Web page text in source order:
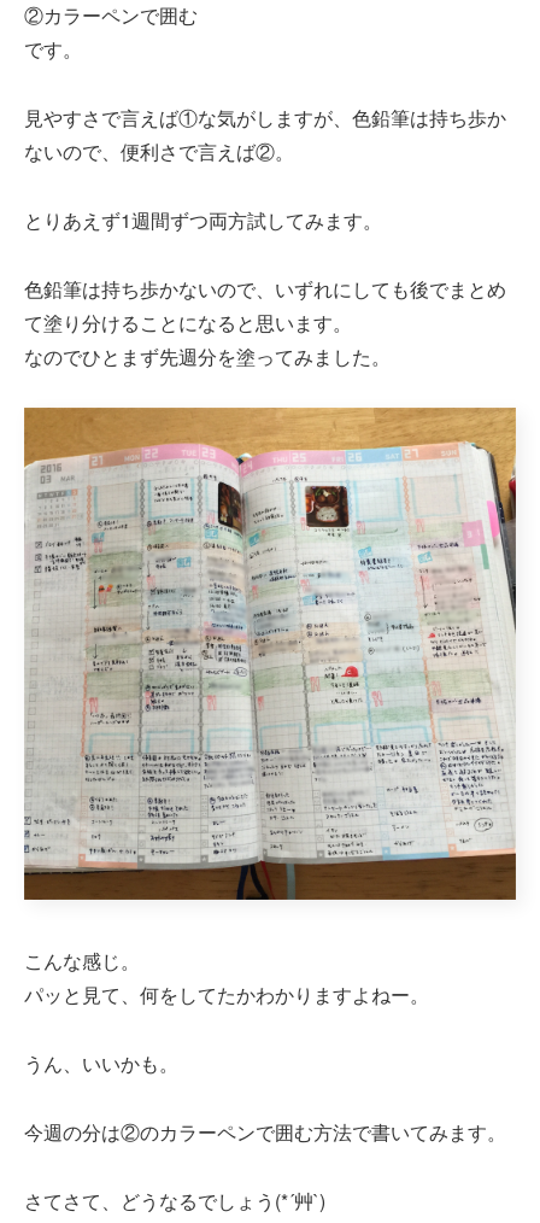
②カラーペンで囲む
です。
見やすさで言えば①な気がしますが、色鉛筆は持ち歩か
ないので、便利さで言えば②。
とりあえず1週間ずつ両方試してみます。
色鉛筆は持ち歩かないので、いずれにしても後でまとめ
て塗り分けることになると思います。
なのでひとまず先週分を塗ってみました。
こんな感じ。
パッと見て、何をしてたかわかりますよねー。
うん、いいかも。
今週の分は②のカラーペンで囲む方法で書いてみます。
さてさて、どうなるでしょう(*´艸`)